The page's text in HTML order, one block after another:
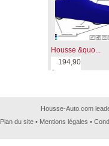
Housse &quo...
194,90
€
Housse-Auto.com
Plan du site • Mentions légales •